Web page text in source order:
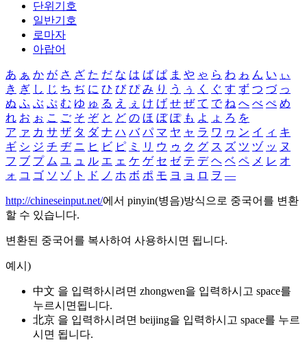
단위기호
일반기호
로마자
아랍어
あ ぁ か が さ ざ た だ な は ば ぱ ま や ゃ ら わ ゎ ん い ぃ
き ぎ し じ ち ぢ に ひ び ぴ み り う ぅ く ぐ す ず つ づ っ
ぬ ふ ぶ ぷ む ゆ ゅ る え ぇ け げ せ ぜ て で ね へ べ ぺ め
れ お ぉ こ ご そ ぞ と ど の ほ ぼ ぽ も よ ょ ろ を
ア ァ カ サ ザ タ ダ ナ ハ バ パ マ ヤ ャ ラ ワ ヮ ン イ ィ キ
ギ シ ジ チ ヂ ニ ヒ ビ ピ ミ リ ウ ゥ ク グ ス ズ ツ ヅ ッ ヌ
フ ブ プ ム ユ ュ ル エ ェ ケ ゲ セ ゼ テ デ ヘ ベ ペ メ レ オ
ォ コ ゴ ソ ゾ ト ド ノ ホ ボ ポ モ ヨ ョ ロ ヲ ―
http://chineseinput.net/에서 pinyin(병음)방식으로 중국어를 변환
할 수 있습니다.
변환된 중국어를 복사하여 사용하시면 됩니다.
예시)
中文 을 입력하시려면 zhongwen을 입력하시고 space를
누르시면됩니다.
北京 을 입력하시려면 beijing을 입력하시고 space를 누르
시면 됩니다.